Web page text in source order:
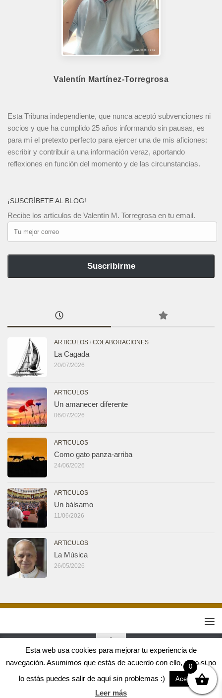
Valentín Martínez-Torregrosa
Esta Tribuna independiente, que nunca aceptó subvenciones ni
socios y que ha cumplido 25 años informando sin pausas, es
para mí el pretexto perfecto para ejercer una de mis aficiones:
escribir y contribuir a una información veraz, aportando
reflexiones en función del momento y de las circunstancias.
¡SUSCRÍBETE AL BLOG!
Recibe los artículos de Valentín M. Torregrosa en tu email.
mejor
Suscribirme
ARTICULOS / COLABORACIONES
La Cagada
20/07/2026
ARTICULOS
Un amanecer diferente
06/07/2026
ARTICULOS
Como gato panza-arriba
24/06/2026
ARTICULOS
Un bálsamo
11/06/2026
ARTICULOS
La Música
26/05/2026
Tribuna Jirafa 2.0 © 2026. Todos los derechos reservados.
Diseño web Crealogic
Esta web usa cookies para mejorar tu experiencia de
navegación. Asumimos que estás de acuerdo con ello, pero si no
lo estás puedes salir de aquí sin problemas :)
Aceptar
Leer más
0